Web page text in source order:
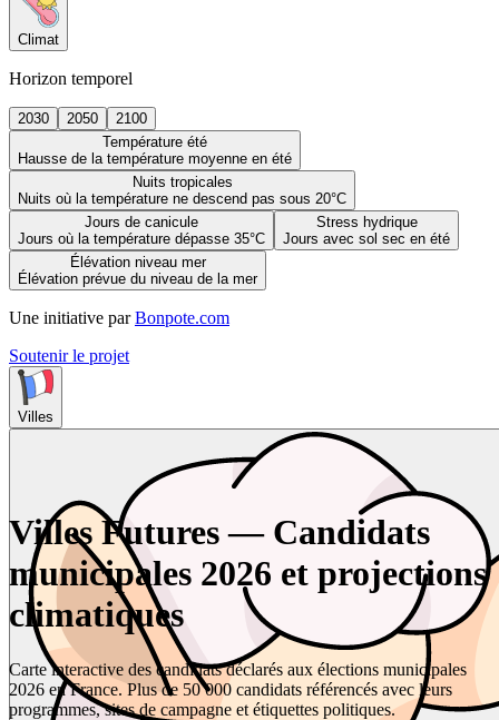
Climat
Horizon temporel
2030 2050
2100
Température été
Hausse de la température moyenne en été
Nuits tropicales
Nuits où la température ne descend pas sous 20°C
Jours de canicule
Jours où la température dépasse 35°C
Stress hydrique
Jours avec sol sec en été
Élévation niveau mer
Élévation prévue du niveau de la mer
Une initiative par Bonpote.com
Soutenir le projet
Villes
Villes Futures — Candidats
municipales 2026 et projections
climatiques
Carte interactive des candidats déclarés aux élections municipales
2026 en France. Plus de 50 000 candidats référencés avec leurs
programmes, sites de campagne et étiquettes politiques.